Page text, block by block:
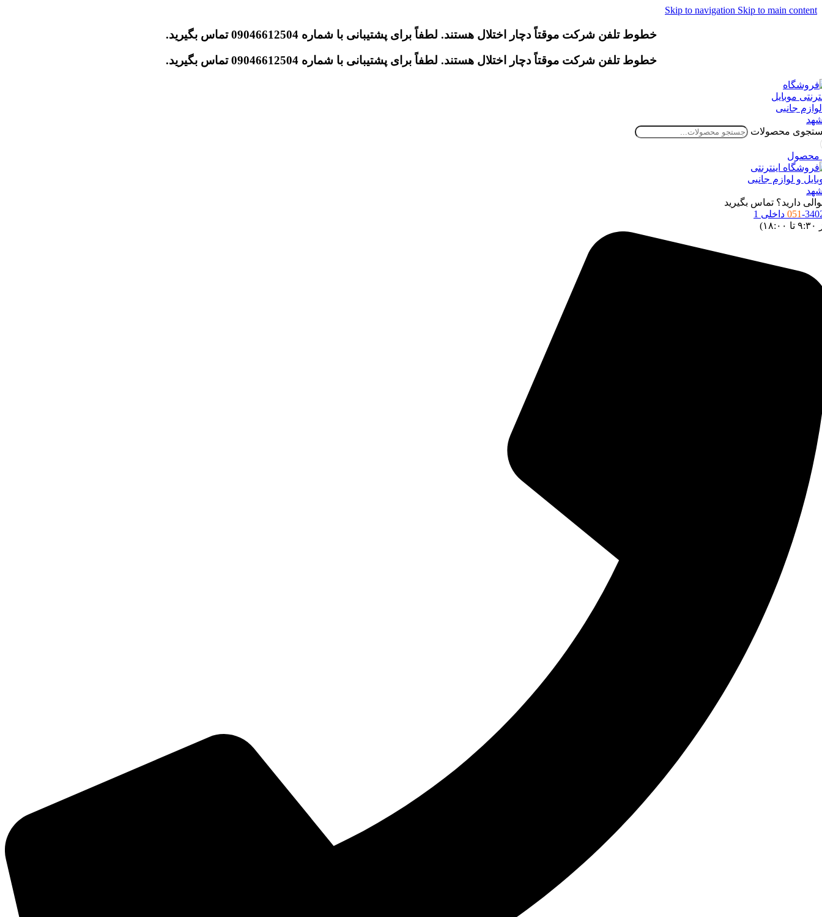
Skip to navigation Skip to main content
خطوط تلفن شرکت موقتاً دچار اختلال هستند. لطفاً برای پشتیبانی با شماره 09046612504 تماس بگیرید.
خطوط تلفن شرکت موقتاً دچار اختلال هستند. لطفاً برای پشتیبانی با شماره 09046612504 تماس بگیرید.
محصولات
محصول
دارید؟ تماس بگیرید
051داخلی 1